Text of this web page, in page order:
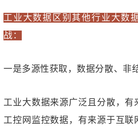
工业大数据区别其他行业大数
战：
一是多源性获取，数据分散、非
工业大数据来源广泛且分散，有
工控网监控数据，有来源于互联